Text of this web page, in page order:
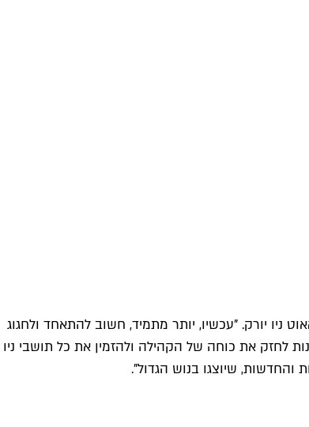
יורק. "עכשיו, יותר מתמיד, חשוב להתאחד ולחגוג
לחזק את כוחה של הקהילה ולהזמין את כל תושבי ניו
והחדשות, שיוצגו בנוש הגדול".